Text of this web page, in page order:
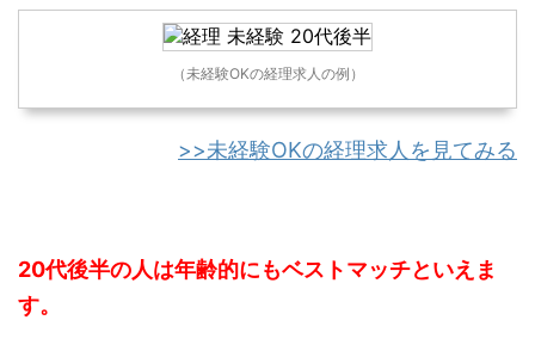
（未経験OKの経理求人の例）
>>未経験OKの経理求人を見てみる
20代後半の人は年齢的にもベストマッチといえま
す。